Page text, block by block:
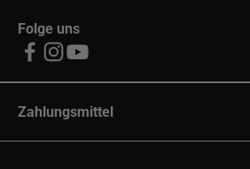
Folge uns
Zahlungsmittel